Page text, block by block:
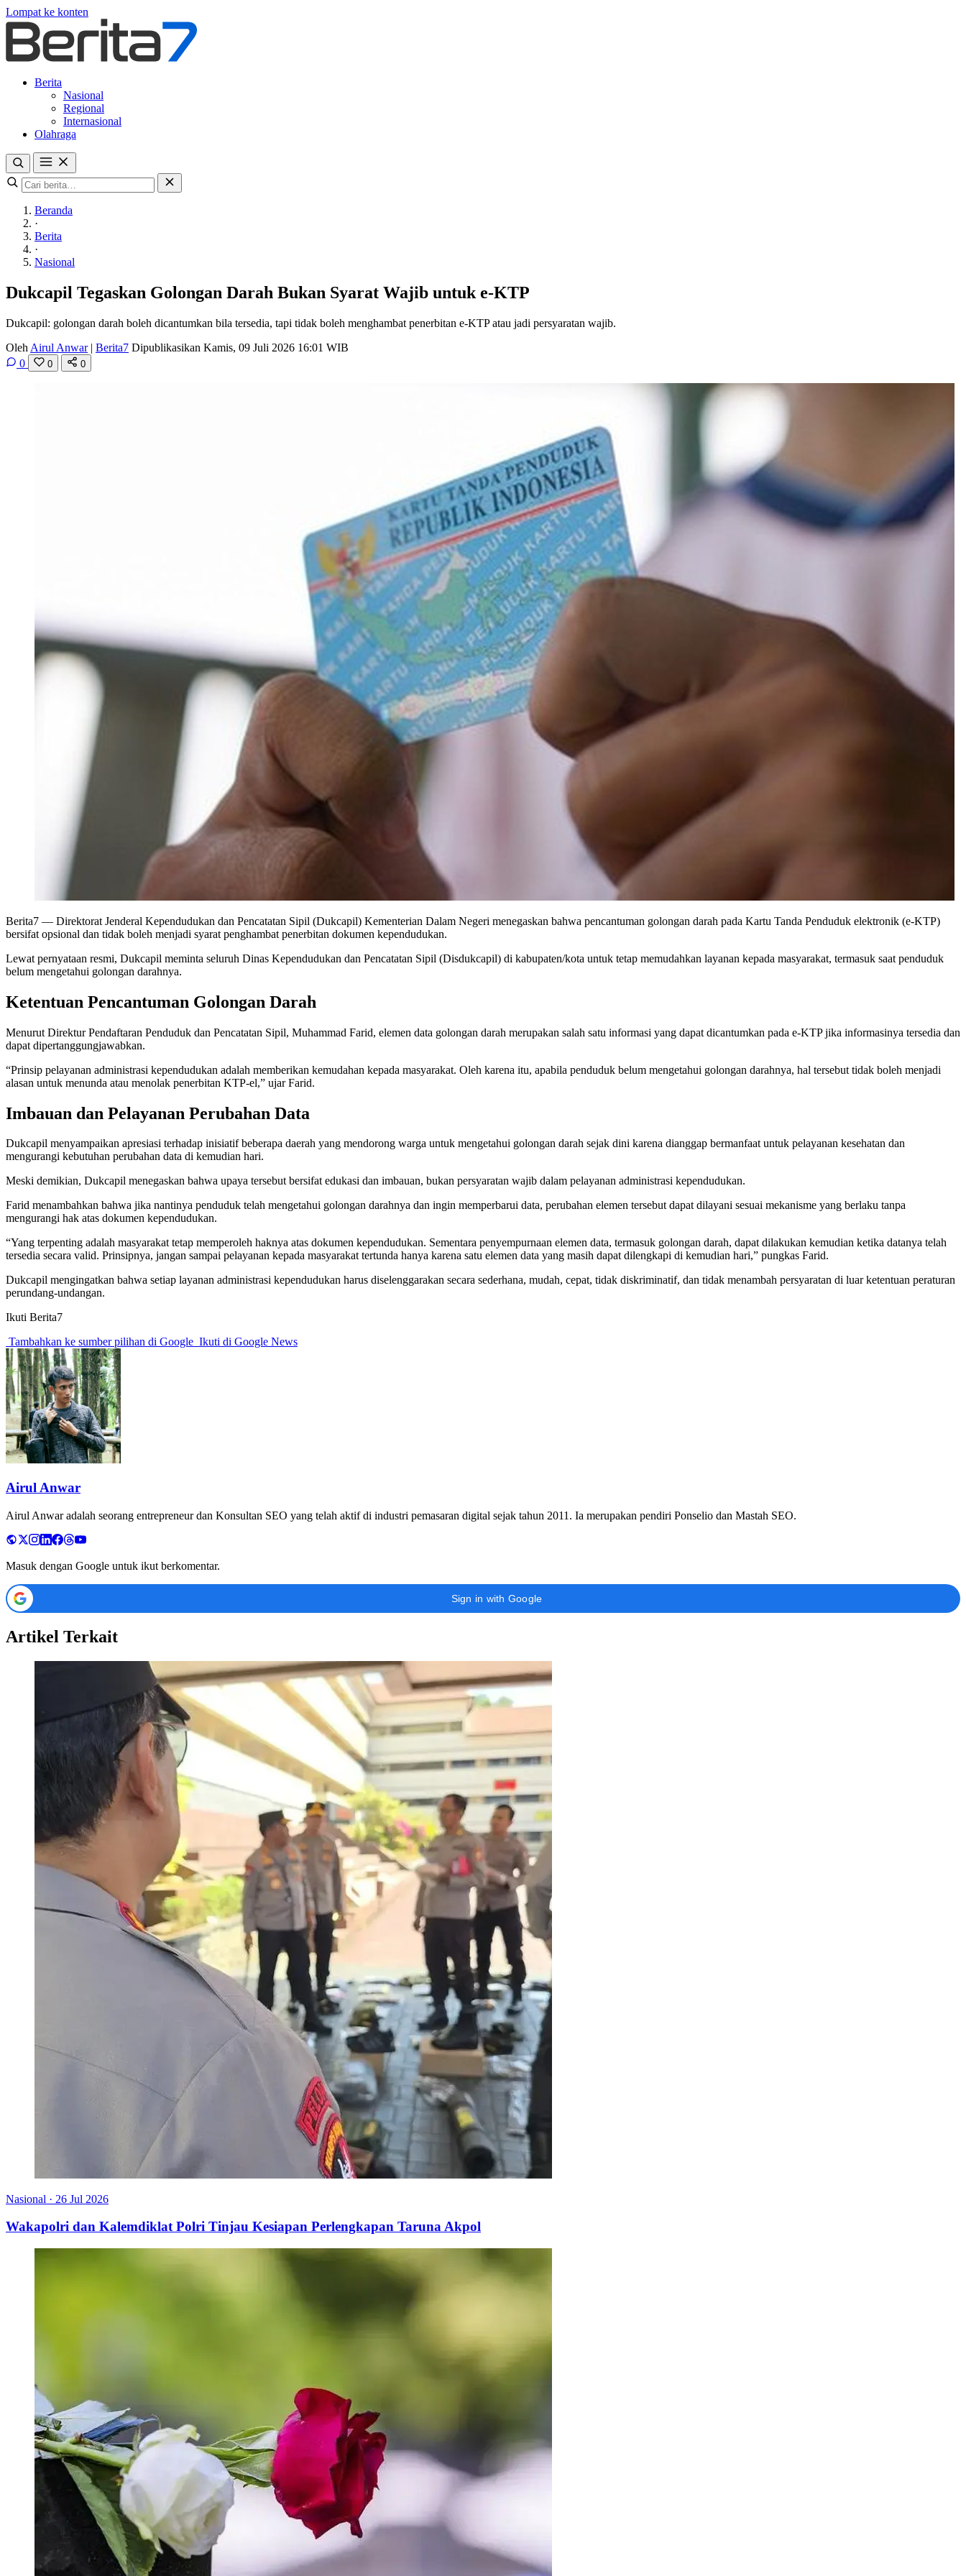
Lompat ke konten
Berita
Nasional
Regional
Internasional
Olahraga
Beranda
·
Berita
·
Nasional
Dukcapil Tegaskan Golongan Darah Bukan Syarat Wajib untuk e-KTP
Dukcapil: golongan darah boleh dicantumkan bila tersedia, tapi tidak boleh menghambat penerbitan e-KTP atau jadi persyaratan wajib.
Oleh Airul Anwar | Berita7 Dipublikasikan Kamis, 09 Juli 2026 16:01 WIB
0
0 0
Berita7 — Direktorat Jenderal Kependudukan dan Pencatatan Sipil (Dukcapil) Kementerian Dalam Negeri menegaskan bahwa pencantuman golongan darah pada Kartu Tanda Penduduk elektronik (e-KTP)
bersifat opsional dan tidak boleh menjadi syarat penghambat penerbitan dokumen kependudukan.
Lewat pernyataan resmi, Dukcapil meminta seluruh Dinas Kependudukan dan Pencatatan Sipil (Disdukcapil) di kabupaten/kota untuk tetap memudahkan layanan kepada masyarakat, termasuk saat penduduk
belum mengetahui golongan darahnya.
Ketentuan Pencantuman Golongan Darah
Menurut Direktur Pendaftaran Penduduk dan Pencatatan Sipil, Muhammad Farid, elemen data golongan darah merupakan salah satu informasi yang dapat dicantumkan pada e-KTP jika informasinya tersedia dan
dapat dipertanggungjawabkan.
“Prinsip pelayanan administrasi kependudukan adalah memberikan kemudahan kepada masyarakat. Oleh karena itu, apabila penduduk belum mengetahui golongan darahnya, hal tersebut tidak boleh menjadi
alasan untuk menunda atau menolak penerbitan KTP-el,” ujar Farid.
Imbauan dan Pelayanan Perubahan Data
Dukcapil menyampaikan apresiasi terhadap inisiatif beberapa daerah yang mendorong warga untuk mengetahui golongan darah sejak dini karena dianggap bermanfaat untuk pelayanan kesehatan dan
mengurangi kebutuhan perubahan data di kemudian hari.
Meski demikian, Dukcapil menegaskan bahwa upaya tersebut bersifat edukasi dan imbauan, bukan persyaratan wajib dalam pelayanan administrasi kependudukan.
Farid menambahkan bahwa jika nantinya penduduk telah mengetahui golongan darahnya dan ingin memperbarui data, perubahan elemen tersebut dapat dilayani sesuai mekanisme yang berlaku tanpa
mengurangi hak atas dokumen kependudukan.
“Yang terpenting adalah masyarakat tetap memperoleh haknya atas dokumen kependudukan. Sementara penyempurnaan elemen data, termasuk golongan darah, dapat dilakukan kemudian ketika datanya telah
tersedia secara valid. Prinsipnya, jangan sampai pelayanan kepada masyarakat tertunda hanya karena satu elemen data yang masih dapat dilengkapi di kemudian hari,” pungkas Farid.
Dukcapil mengingatkan bahwa setiap layanan administrasi kependudukan harus diselenggarakan secara sederhana, mudah, cepat, tidak diskriminatif, dan tidak menambah persyaratan di luar ketentuan peraturan
perundang-undangan.
Ikuti Berita7
Tambahkan ke sumber pilihan di Google Ikuti di Google News
Airul Anwar
Airul Anwar adalah seorang entrepreneur dan Konsultan SEO yang telah aktif di industri pemasaran digital sejak tahun 2011. Ia merupakan pendiri Ponselio dan Mastah SEO.
Masuk dengan Google untuk ikut berkomentar.
Sign in with Google
Artikel Terkait
Nasional · 26 Jul 2026
Wakapolri dan Kalemdiklat Polri Tinjau Kesiapan Perlengkapan Taruna Akpol